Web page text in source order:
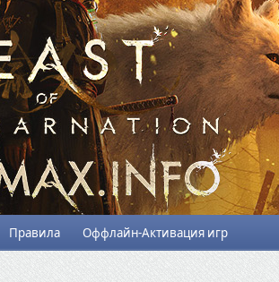
Правила Оффлайн-Активация игр